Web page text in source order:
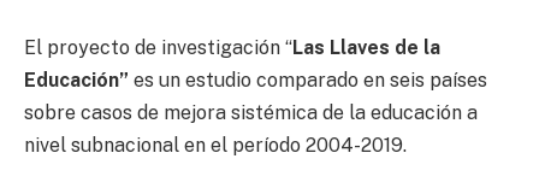
El proyecto de investigación “Las Llaves de la
Educación” es un estudio comparado en seis países
sobre casos de mejora sistémica de la educación a
nivel subnacional en el período 2004-2019.